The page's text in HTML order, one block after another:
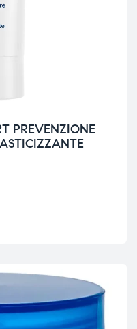
PREVENZIONE